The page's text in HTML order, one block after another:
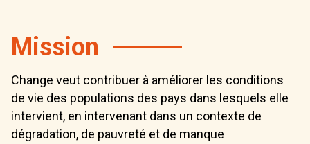
Mission
Change veut contribuer à améliorer les conditions
de vie des populations des pays dans lesquels elle
intervient, en intervenant dans un contexte de
dégradation, de pauvreté et de manque